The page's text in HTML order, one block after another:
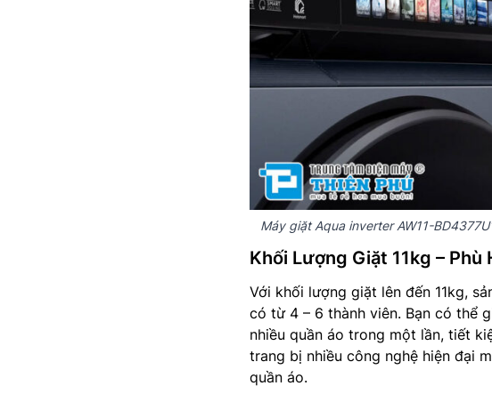
Máy giặt Aqua inverter AW11-
Khối Lượng Giặt 11kg –
Với khối lượng giặt lên đến 11kg,
có từ 4 – 6 thành viên. Bạn có thể
nhiều quần áo trong một lần, tiết
trang bị nhiều công nghệ hiện đại
quần áo.